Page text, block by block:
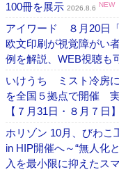
100冊を展示 2026.8.6 NEW
アイワード ８月20日
欧文印刷が視覚障がい
例を解説、WEB視聴も
いけうち ミスト冷房に
を全国５拠点で開催
【７月31日・８月７日】
ホリゾン 10月、びわこ
in HIP開催へ～“無人化
入を最小限に抑えたス